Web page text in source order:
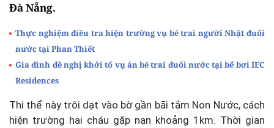
Đà Nẵng.
Thực nghiệm điều tra hiện trường vụ bé trai người Nhật đuối
nước tại Phan Thiết
Gia đình đề nghị khởi tố vụ án bé trai đuối nước tại bể bơi IEC
Residences
Thi thể này trôi dạt vào bờ gần bãi tắm Non Nước, cách
hiện trường hai cháu gặp nạn khoảng 1km. Thời gian